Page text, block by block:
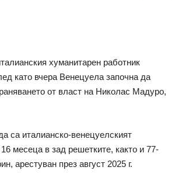
хуманитарен работник
като вчера Венецуела започна да
от власт на Николас Мадуро,
са италианско-венецуелският
месеца в зад решетките, както и 77-
арестуван през август 2025 г.